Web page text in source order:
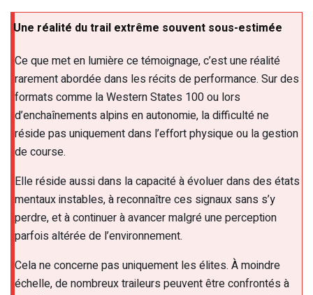
Une réalité du trail extrême souvent sous-estimée
Ce que met en lumière ce témoignage, c’est une réalité
rarement abordée dans les récits de performance. Sur des
formats comme la Western States 100 ou lors
d’enchaînements alpins en autonomie, la difficulté ne
réside pas uniquement dans l’effort physique ou la gestion
de course.
Elle réside aussi dans la capacité à évoluer dans des états
mentaux instables, à reconnaître ces signaux sans s’y
perdre, et à continuer à avancer malgré une perception
parfois altérée de l’environnement.
Cela ne concerne pas uniquement les élites. À moindre
échelle, de nombreux traileurs peuvent être confrontés à